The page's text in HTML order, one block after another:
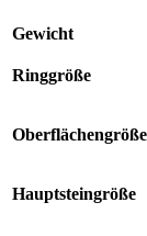
Gewicht
Ringgröße
Oberflächengröße
Hauptsteingröße